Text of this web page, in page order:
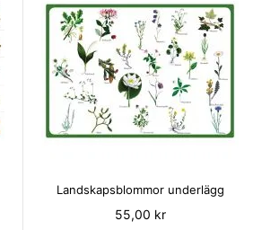
Landskapsblommor underlägg
Pris
55,00 kr